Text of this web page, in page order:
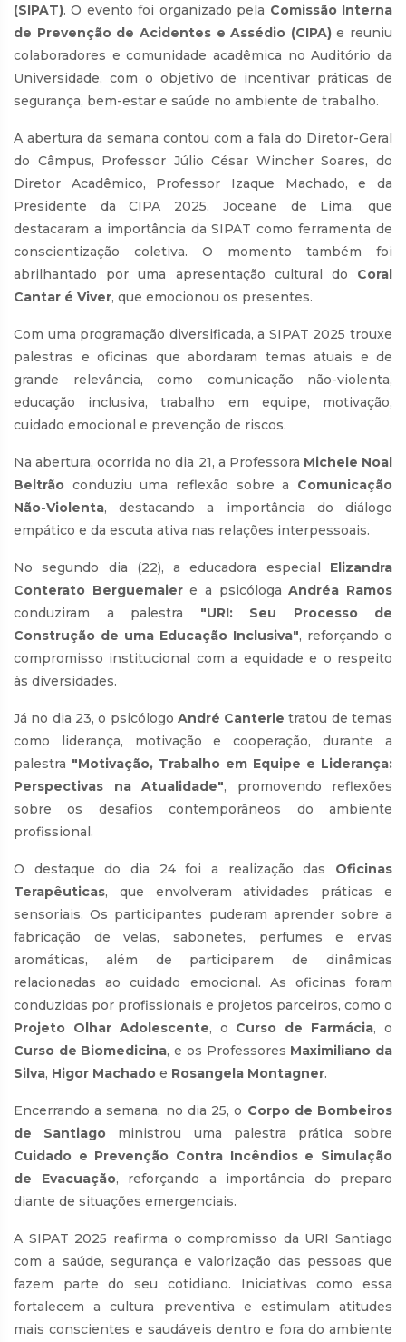
(SIPAT). O evento foi organizado pela Comissão Interna
de Prevenção de Acidentes e Assédio (CIPA)e reuniu
colaboradores e comunidade acadêmica no Auditório da
Universidade, com o objetivo de incentivar práticas de
segurança, bem-estar e saúde no ambiente de trabalho.
A abertura da semana contou com a fala do Diretor-Geral
do Câmpus, Professor Júlio César Wincher Soares, do
Diretor Acadêmico, Professor Izaque Machado, e da
Presidente da CIPA 2025, Joceane de Lima, que
destacaram a importância da SIPAT como ferramenta de
conscientização coletiva. O momento também foi
abrilhantado por uma apresentação cultural do Coral
Cantar é Viver, que emocionou os presentes.
Com uma programação diversificada, a SIPAT 2025 trouxe
palestras e oficinas que abordaram temas atuais e de
grande relevância, como comunicação não-violenta,
educação inclusiva, trabalho em equipe, motivação,
cuidado emocional e prevenção de riscos.
Na abertura, ocorrida no dia 21, a Professora Michele Noal
Beltrão conduziu uma reflexão sobre a Comunicação
Não-Violenta, destacando a importância do diálogo
empático e da escuta ativa nas relações interpessoais.
No segundo dia (22), a educadora especial Elizandra
Conterato Berguemaiere a psicólogaAndréa Ramos
conduziram a palestra "URI: Seu Processo de
Construção de uma Educação Inclusiva", reforçando o
compromisso institucional com a equidade e o respeito
às diversidades.
Já no dia 23, o psicólogo André Canterle tratou de temas
como liderança, motivação e cooperação, durante a
palestra "Motivação, Trabalho em Equipe e Liderança:
Perspectivas na Atualidade", promovendo reflexões
sobre os desafios contemporâneos do ambiente
profissional.
O destaque do dia 24 foi a realização das Oficinas
Terapêuticas, que envolveram atividades práticas e
sensoriais. Os participantes puderam aprender sobre a
fabricação de velas, sabonetes, perfumes e ervas
aromáticas, além de participarem de dinâmicas
relacionadas ao cuidado emocional. As oficinas foram
conduzidas por profissionais e projetos parceiros, como o
Projeto Olhar Adolescente, o Curso de Farmácia, o
Curso de Biomedicina, e os Professores Maximiliano da
Silva, Higor Machado e Rosangela Montagner.
Encerrando a semana, no dia 25, o Corpo de Bombeiros
de Santiago ministrou uma palestra prática sobre
Cuidado e Prevenção Contra Incêndios e Simulação
de Evacuação, reforçando a importância do preparo
diante de situações emergenciais.
A SIPAT 2025 reafirma o compromisso da URI Santiago
com a saúde, segurança e valorização das pessoas que
fazem parte do seu cotidiano. Iniciativas como essa
fortalecem a cultura preventiva e estimulam atitudes
mais conscientes e saudáveis dentro e fora do ambiente